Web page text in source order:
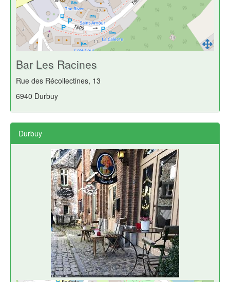
Bar Les Racines
Rue des Récollectines, 13
6940 Durbuy
Durbuy